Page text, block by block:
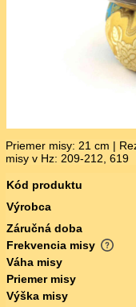
Priemer misy: 21 cm |
misy v Hz: 209-212, 619
Kód produktu
Výrobca
Záručná doba
Frekvencia misy
Váha misy
Priemer misy
Výška misy